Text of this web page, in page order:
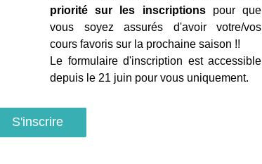
priorité sur les inscriptions pour que
vous soyez assurés d'avoir votre/vos
cours favoris sur la prochaine saison !!
Le formulaire d'inscription est accessible
depuis le 21 juin pour vous uniquement.
S'inscrire